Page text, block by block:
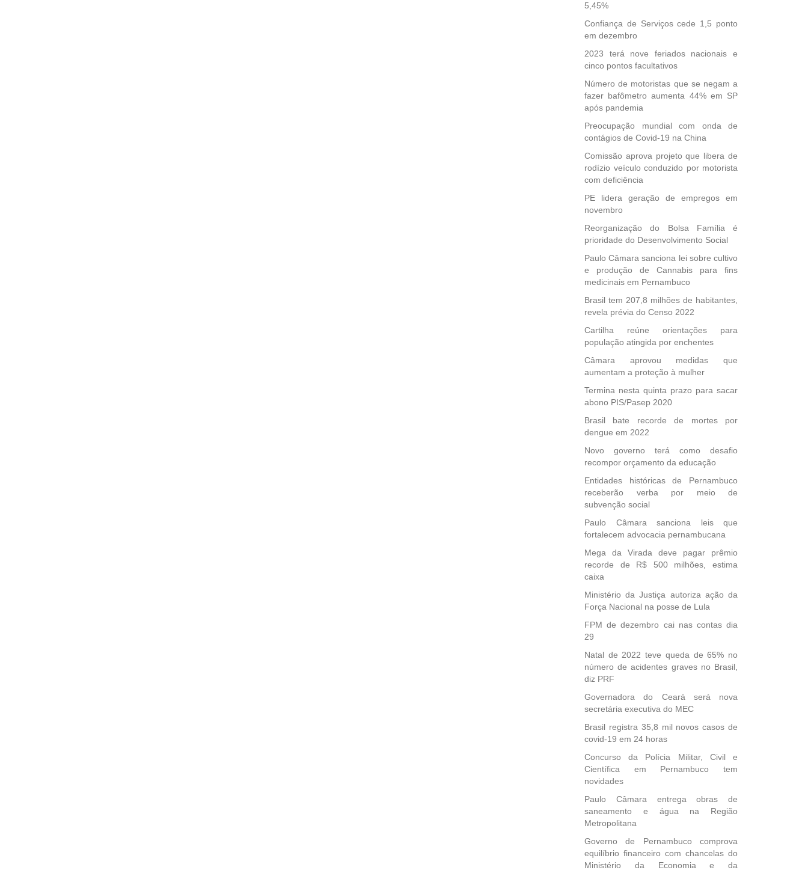
5,45%
Confiança de Serviços cede 1,5 ponto
em dezembro
2023 terá nove feriados nacionais e
cinco pontos facultativos
Número de motoristas que se negam a
fazer bafômetro aumenta 44% em SP
após pandemia
Preocupação mundial com onda de
contágios de Covid-19 na China
Comissão aprova projeto que libera de
rodízio veículo conduzido por motorista
com deficiência
PE lidera geração de empregos em
novembro
Reorganização do Bolsa Família é
prioridade do Desenvolvimento Social
Paulo Câmara sanciona lei sobre cultivo
e produção de Cannabis para fins
medicinais em Pernambuco
Brasil tem 207,8 milhões de habitantes,
revela prévia do Censo 2022
Cartilha reúne orientações para
população atingida por enchentes
Câmara aprovou medidas que
aumentam a proteção à mulher
Termina nesta quinta prazo para sacar
abono PIS/Pasep 2020
Brasil bate recorde de mortes por
dengue em 2022
Novo governo terá como desafio
recompor orçamento da educação
Entidades históricas de Pernambuco
receberão verba por meio de
subvenção social
Paulo Câmara sanciona leis que
fortalecem advocacia pernambucana
Mega da Virada deve pagar prêmio
recorde de R$ 500 milhões, estima
caixa
Ministério da Justiça autoriza ação da
Força Nacional na posse de Lula
FPM de dezembro cai nas contas dia
29
Natal de 2022 teve queda de 65% no
número de acidentes graves no Brasil,
diz PRF
Governadora do Ceará será nova
secretária executiva do MEC
Brasil registra 35,8 mil novos casos de
covid-19 em 24 horas
Concurso da Polícia Militar, Civil e
Científica em Pernambuco tem
novidades
Paulo Câmara entrega obras de
saneamento e água na Região
Metropolitana
Governo de Pernambuco comprova
equilíbrio financeiro com chancelas do
Ministério da Economia e da